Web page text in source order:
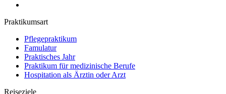
Praktikumsart
Pflegepraktikum
Famulatur
Praktisches Jahr
Praktikum für medizinische Berufe
Hospitation als Ärztin oder Arzt
Reiseziele